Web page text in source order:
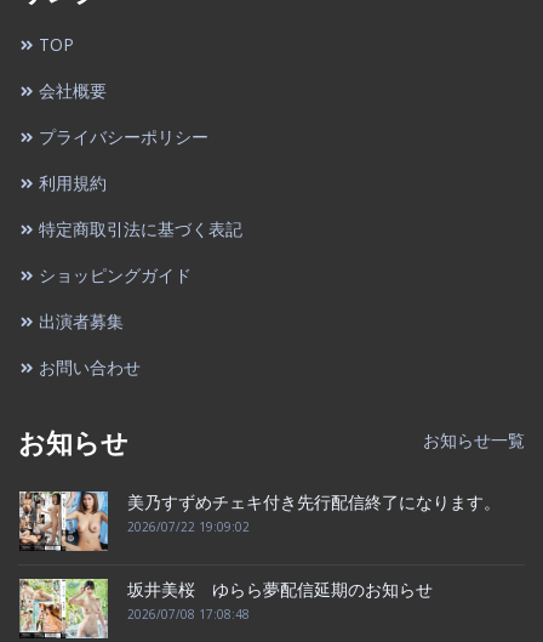
TOP
会社概要
プライバシーポリシー
利用規約
特定商取引法に基づく表記
ショッピングガイド
出演者募集
お問い合わせ
お知らせ お知らせ一覧
美乃すずめチェキ付き先行配信終了になります。
2026/07/22 19:09:02
坂井美桜 ゆらら夢配信延期のお知らせ
2026/07/08 17:08:48